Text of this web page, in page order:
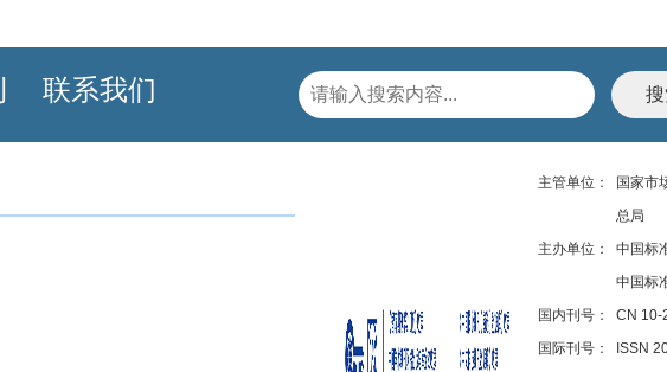
联系我们
主管单位：
国家市
总局
主办单位：
中国标
中国标
国内刊号：
CN 10-
国际刊号：
ISSN